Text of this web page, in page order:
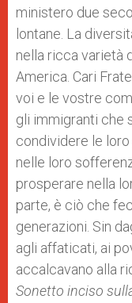
ministero due
lontane. La
nella ricca varietà
America. Cari
voi e le vostre
gli immigranti che
condividere le
nelle loro
prosperare nella
parte, è ciò che
generazioni. Sin
agli affaticati, ai
accalcavano alla
Sonetto inciso